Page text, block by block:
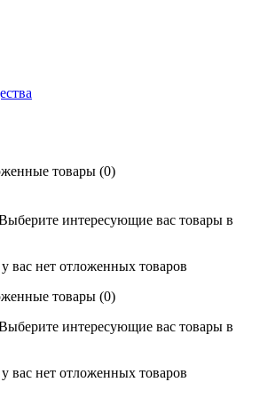
товары (0)
интересующие вас товары в
вас нет отложенных товаров
товары (0)
интересующие вас товары в
вас нет отложенных товаров